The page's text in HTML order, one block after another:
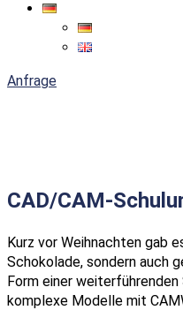
Anfrage
CAD/CAM-
Kurz vor Weihnachten gab
Schokolade, sondern auch
Form einer weiterführenden
komplexe Modelle mit